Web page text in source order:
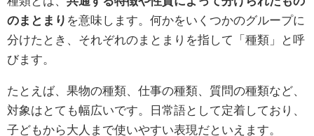
のまとまり を意味します。何かをいくつかのグループに
分けたとき、それぞれのまとまりを指して「種類」と呼
びます。
たとえば、果物の種類、仕事の種類、質問の種類など、
対象はとても幅広いです。日常語として定着しており、
子どもから大人まで使いやすい表現だといえます。